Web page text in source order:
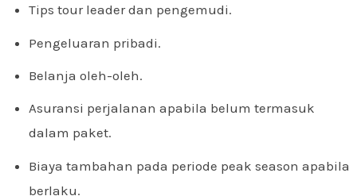
Tips tour leader dan pengemudi.
Pengeluaran pribadi.
Belanja oleh-oleh.
Asuransi perjalanan apabila belum termasuk
dalam paket.
Biaya tambahan pada periode peak season apabila
berlaku.